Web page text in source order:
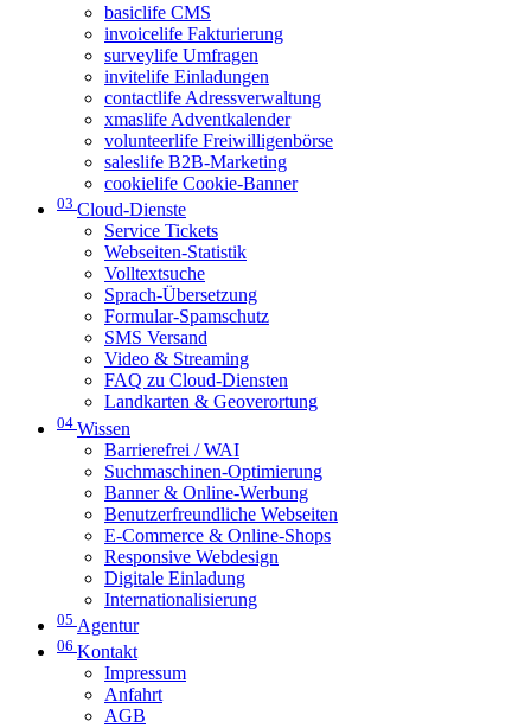
basiclife CMS
invoicelife Fakturierung
surveylife Umfragen
invitelife Einladungen
contactlife Adressverwaltung
xmaslife Adventkalender
volunteerlife Freiwilligenbörse
saleslife B2B-Marketing
cookielife Cookie-Banner
03 Cloud-Dienste
Service Tickets
Webseiten-Statistik
Volltextsuche
Sprach-Übersetzung
Formular-Spamschutz
SMS Versand
Video & Streaming
FAQ zu Cloud-Diensten
Landkarten & Geoverortung
04 Wissen
Barrierefrei / WAI
Suchmaschinen-Optimierung
Banner & Online-Werbung
Benutzerfreundliche Webseiten
E-Commerce & Online-Shops
Responsive Webdesign
Digitale Einladung
Internationalisierung
05 Agentur
06 Kontakt
Impressum
Anfahrt
AGB